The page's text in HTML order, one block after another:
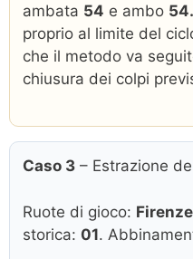
ambata 54 e ambo
proprio al limite del
che il metodo va
chiusura dei colpi
Caso 3 – Estrazione
Ruote di gioco: Firenze
storica: 01.